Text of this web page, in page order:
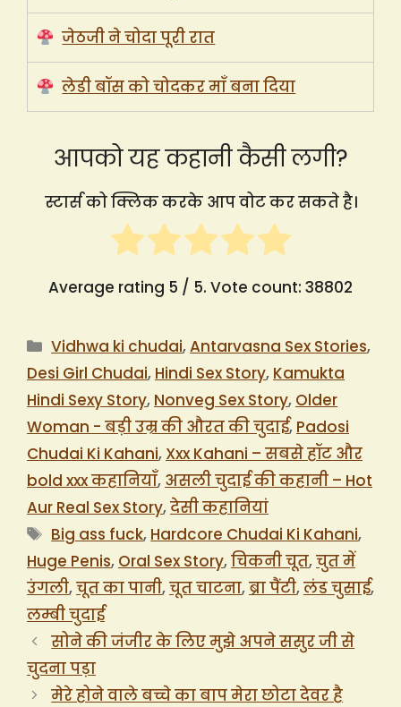
जेठजी ने चोदा पूरी रात
लेडी बॉस को चोदकर माँ बना दिया
आपको यह कहानी कैसी लगी?
स्टार्स को क्लिक करके आप वोट कर सकते है।
Average rating 5 / 5. Vote count: 38802
Categories
Vidhwa ki chudai,Antarvasna Sex Stories,
Desi Girl Chudai, Hindi Sex Story, Kamukta
Hindi Sexy Story, Nonveg Sex Story, Older
Woman - बड़ी उम्र की औरत की चुदाई, Padosi
Chudai Ki Kahani, Xxx Kahani – सबसे हॉट और
bold xxx कहानियाँ, असली चुदाई की कहानी – Hot
Aur Real Sex Story,देसी कहानियां
Tags
Big ass fuck, Hardcore Chudai Ki Kahani,
Huge Penis, Oral Sex Story,चिकनी चूत,चुत में
उंगली,चूत का पानी,चूत चाटना,ब्रा पैंटी,लंड चुसाई,
लम्बी चुदाई
सोने की जंजीर के लिए मुझे अपने ससुर जी से
चुदना पड़ा
मेरे होने वाले बच्चे का बाप मेरा छोटा देवर है